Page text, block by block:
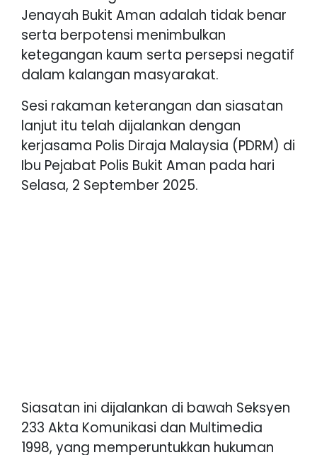
Jenayah Bukit Aman adalah tidak benar
serta berpotensi menimbulkan
ketegangan kaum serta persepsi negatif
dalam kalangan masyarakat.
Sesi rakaman keterangan dan siasatan
lanjut itu telah dijalankan dengan
kerjasama Polis Diraja Malaysia (PDRM) di
Ibu Pejabat Polis Bukit Aman pada hari
Selasa, 2 September 2025.
Siasatan ini dijalankan di bawah Seksyen
233 Akta Komunikasi dan Multimedia
1998, yang memperuntukkan hukuman